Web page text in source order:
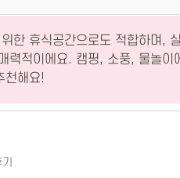
한 휴식공간으로도 적합하며,
력적이에요. 캠핑, 소풍, 물놀이
천해요!